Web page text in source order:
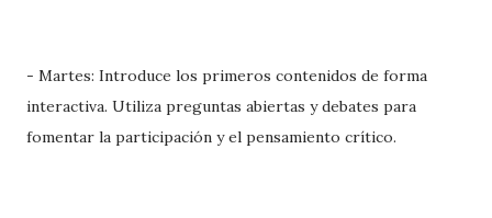
- Martes: Introduce los primeros contenidos de forma
interactiva. Utiliza preguntas abiertas y debates para
fomentar la participación y el pensamiento crítico.